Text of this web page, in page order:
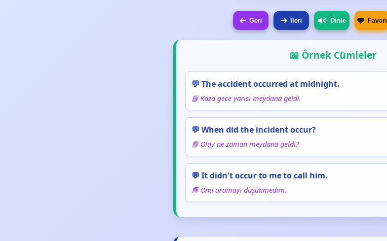
Geri İleri Dinle Favori
📖 Örnek Cümleler
💬 The accident occurred at midnight.
📘 Kaza gece yarısı meydana geldi.
💬 When did the incident occur?
📘 Olay ne zaman meydana geldi?
💬 It didn't occur to me to call him.
📘 Onu aramayı düşünmedim.